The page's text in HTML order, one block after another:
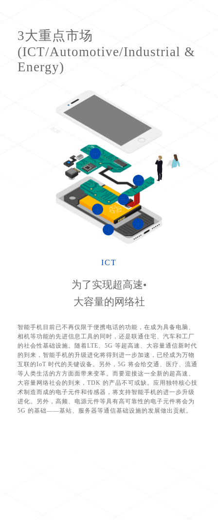
3大重点市场
(ICT/Automotive/Industrial &
Energy)
ICT
为了实现超高速•
大容量的网络社
智能手机目前已不再仅限于便携电话的功能，在成为具备电脑、
相机等功能的先进信息工具的同时，还是联通住宅、汽车和工厂
的社会性基础设施。随着LTE、5G 等超高速、大容量通信新时代
的到来，智能手机的升级进化将得到进一步加速，已经成为万物
互联的IoT 时代的关键设备。另外，5G 将会给交通、医疗、流通
等人类生活的方方面面带来变革。而要迎接这一全新的超高速、
大容量网络社会的到来，TDK 的产品不可或缺。应用独特核心技
术制造而成的电子元件和传感器，将支持智能手机的进一步升级
进化。另外，高频、电源元件等具有高可靠性的电子元件将会为
5G 的基础——基站、服务器等通信基础设施的发展做出贡献。